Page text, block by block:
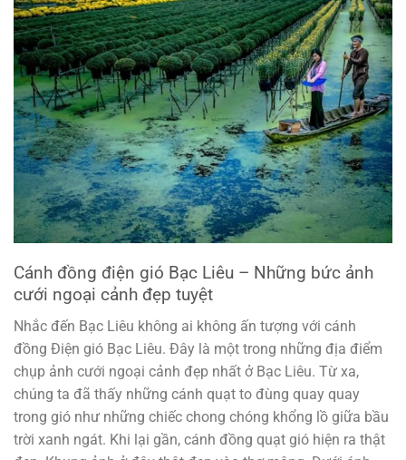
Cánh đồng điện gió Bạc Liêu – Những bức ảnh
cưới ngoại cảnh đẹp tuyệt
Nhắc đến Bạc Liêu không ai không ấn tượng với cánh
đồng Điện gió Bạc Liêu. Đây là một trong những địa điểm
chụp ảnh cưới ngoại cảnh đẹp nhất ở Bạc Liêu. Từ xa,
chúng ta đã thấy những cánh quạt to đùng quay quay
trong gió như những chiếc chong chóng khổng lồ giữa bầu
trời xanh ngát. Khi lại gần, cánh đồng quạt gió hiện ra thật